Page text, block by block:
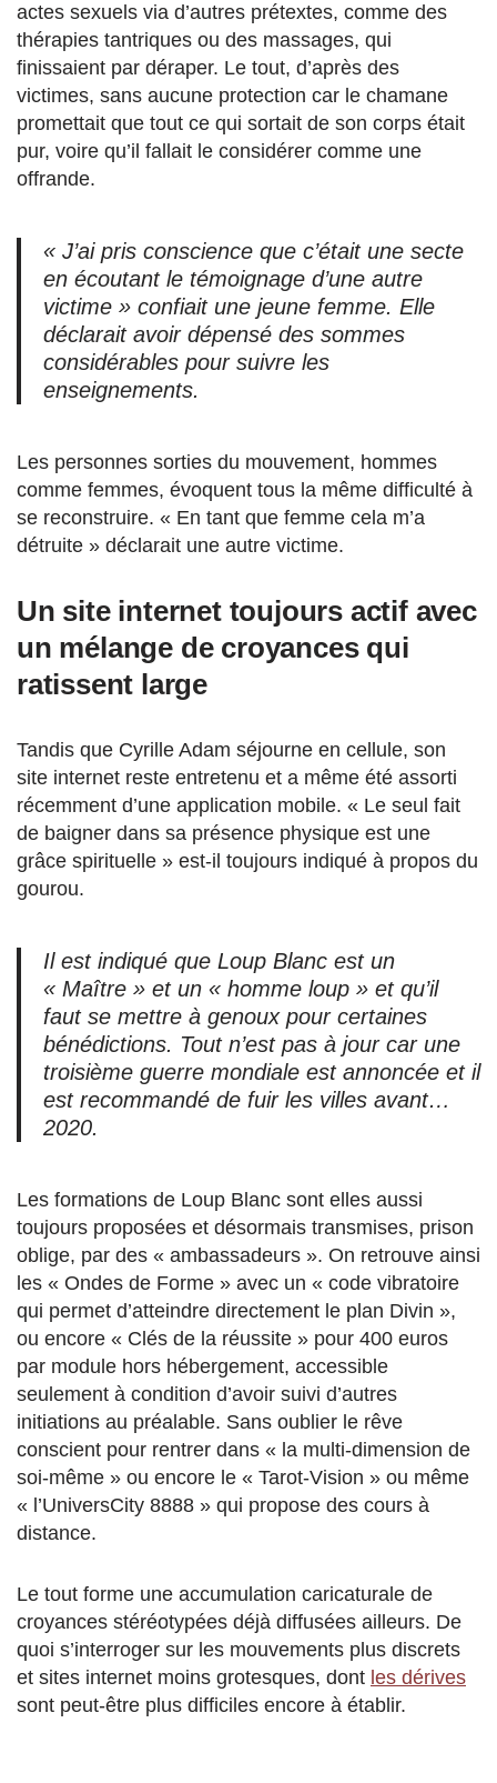
actes sexuels via d’autres prétextes, comme des
thérapies tantriques ou des massages, qui
finissaient par déraper. Le tout, d’après des
victimes, sans aucune protection car le chamane
promettait que tout ce qui sortait de son corps était
pur, voire qu’il fallait le considérer comme une
offrande.
« J’ai pris conscience que c’était une secte
en écoutant le témoignage d’une autre
victime » confiait une jeune femme. Elle
déclarait avoir dépensé des sommes
considérables pour suivre les
enseignements.
Les personnes sorties du mouvement, hommes
comme femmes, évoquent tous la même difficulté à
se reconstruire. « En tant que femme cela m’a
détruite » déclarait une autre victime.
Un site internet toujours actif avec
un mélange de croyances qui
ratissent large
Tandis que Cyrille Adam séjourne en cellule, son
site internet reste entretenu et a même été assorti
récemment d’une application mobile. « Le seul fait
de baigner dans sa présence physique est une
grâce spirituelle » est-il toujours indiqué à propos du
gourou.
Il est indiqué que Loup Blanc est un
« Maître » et un « homme loup » et qu’il
faut se mettre à genoux pour certaines
bénédictions. Tout n’est pas à jour car une
troisième guerre mondiale est annoncée et il
est recommandé de fuir les villes avant…
2020.
Les formations de Loup Blanc sont elles aussi
toujours proposées et désormais transmises, prison
oblige, par des « ambassadeurs ». On retrouve ainsi
les « Ondes de Forme » avec un « code vibratoire
qui permet d’atteindre directement le plan Divin »,
ou encore « Clés de la réussite » pour 400 euros
par module hors hébergement, accessible
seulement à condition d’avoir suivi d’autres
initiations au préalable. Sans oublier le rêve
conscient pour rentrer dans « la multi-dimension de
soi-même » ou encore le « Tarot-Vision » ou même
« l’UniversCity 8888 » qui propose des cours à
distance.
Le tout forme une accumulation caricaturale de
croyances stéréotypées déjà diffusées ailleurs. De
quoi s’interroger sur les mouvements plus discrets
et sites internet moins grotesques, dont les dérives
sont peut-être plus difficiles encore à établir.